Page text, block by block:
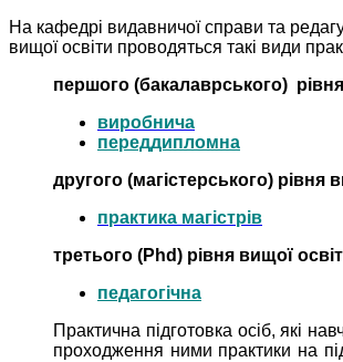
На кафедрі видавничої справи та
вищої освіти проводяться такі види
першого (бакалаврського)
виробнича
переддипломна
другого (магістерського) рівня
практика магістрів
третього (Phd) рівня вищої
педагогічна
Практична підготовка осіб, які
проходження ними практики на